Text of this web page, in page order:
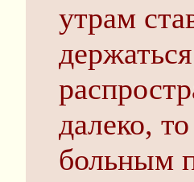
утрам
далеко,
больным